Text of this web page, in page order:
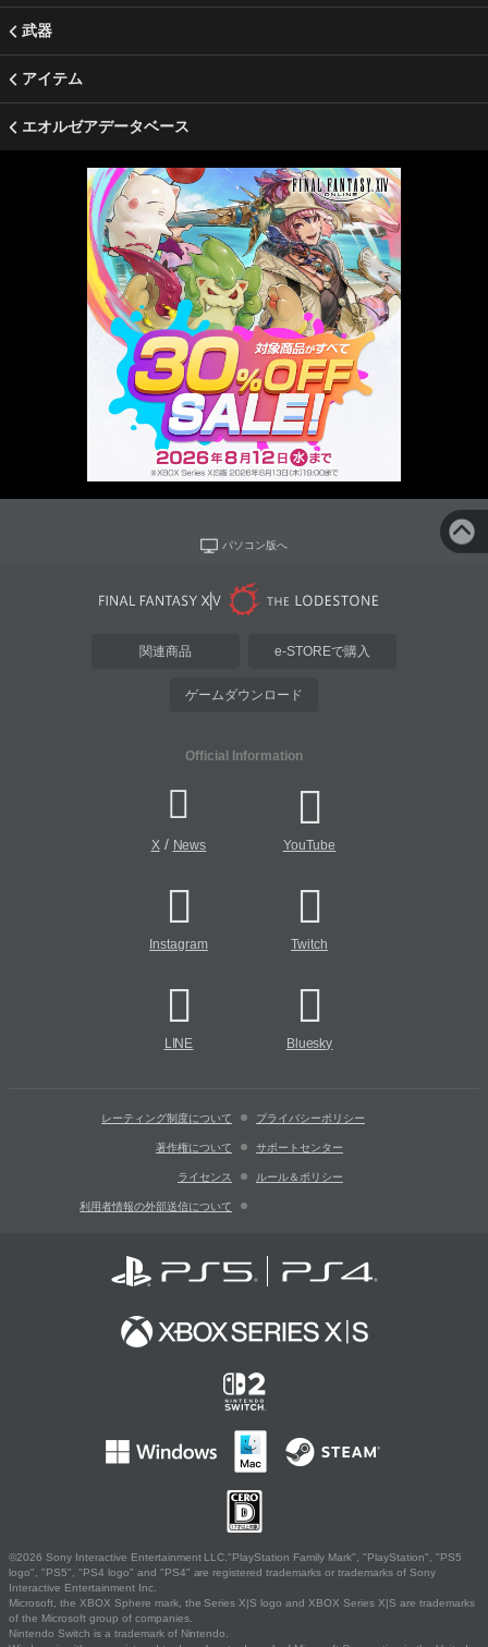
武器
アイテム
エオルゼアデータベース
パソコン版へ
関連商品 e-STOREで購入
ゲームダウンロード
Official Information
X/ News YouTube
Instagram Twitch
LINE Bluesky
レーティング制度について プライバシーポリシー
著作権について サポートセンター
ライセンス ルール＆ポリシー
利用者情報の外部送信について
©2026 Sony Interactive Entertainment LLC."PlayStation Family Mark", "PlayStation", "PS5
logo", "PS5", "PS4 logo" and "PS4" are registered trademarks or trademarks of Sony
Interactive Entertainment Inc.
Microsoft, the XBOX Sphere mark, the Series X|S logo and XBOX Series X|S are trademarks
of the Microsoft group of companies.
Nintendo Switch is a trademark of Nintendo.